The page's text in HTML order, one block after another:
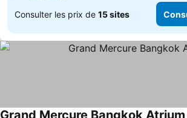
Consulter les prix de 15 sites
Grand Mercure Bangkok Atrium